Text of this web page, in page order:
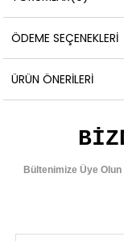
ÖDEME SEÇENEKLERI
ÜRÜN ÖNERILERI
Bültenimize Üye